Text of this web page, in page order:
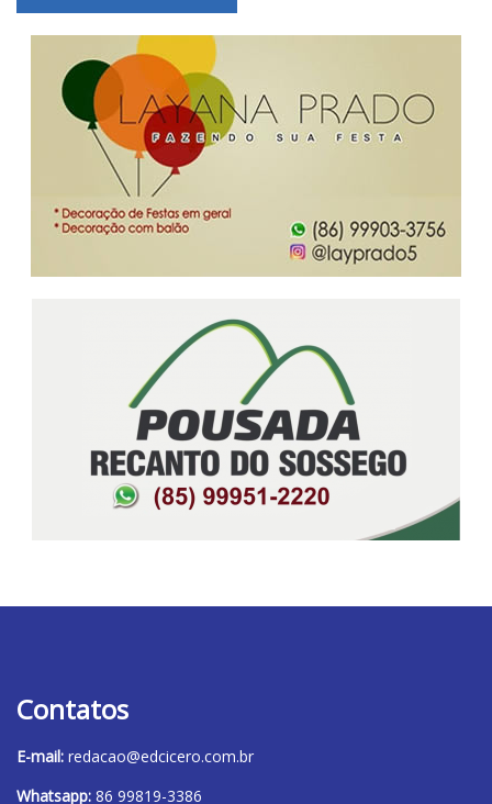
Contatos
E-mail: redacao@edcicero.com.br
Whatsapp: 86 99819-3386